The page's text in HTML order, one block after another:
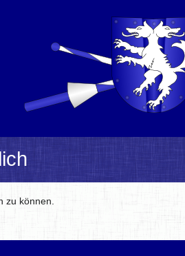
zu können.